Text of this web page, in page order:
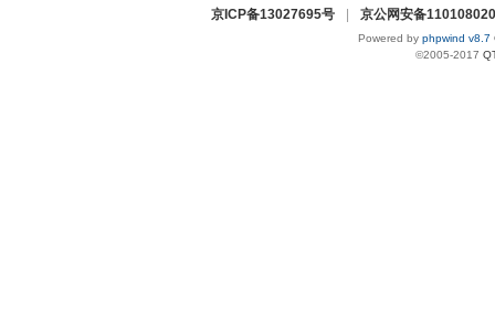
京ICP备13027695号 京公网安备
Powered by phpwind v8.7
©2005-2017